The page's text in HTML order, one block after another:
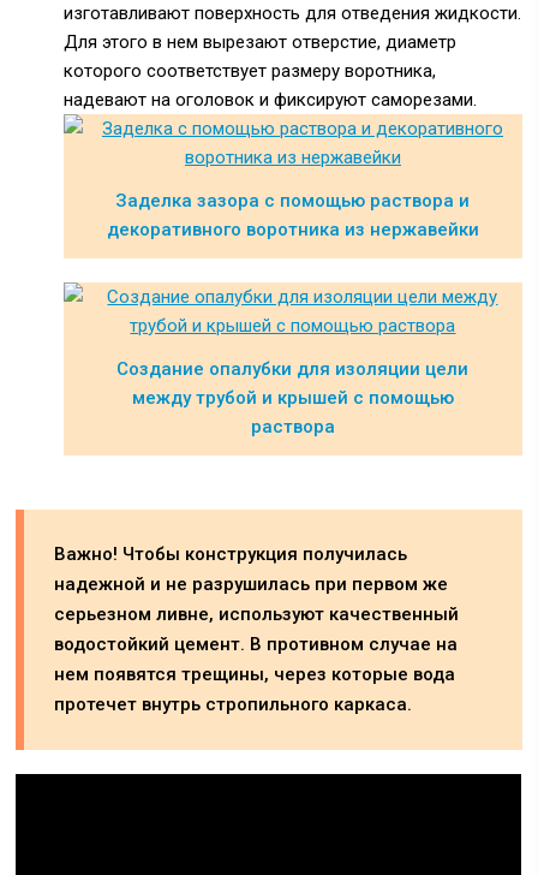
изготавливают поверхность для отведения жидкости.
Для этого в нем вырезают отверстие, диаметр
которого соответствует размеру воротника,
надевают на оголовок и фиксируют саморезами.
Заделка зазора с помощью раствора и
декоративного воротника из нержавейки
Создание опалубки для изоляции цели
между трубой и крышей с помощью
раствора
Важно! Чтобы конструкция получилась
надежной и не разрушилась при первом же
серьезном ливне, используют качественный
водостойкий цемент. В противном случае на
нем появятся трещины, через которые вода
протечет внутрь стропильного каркаса.